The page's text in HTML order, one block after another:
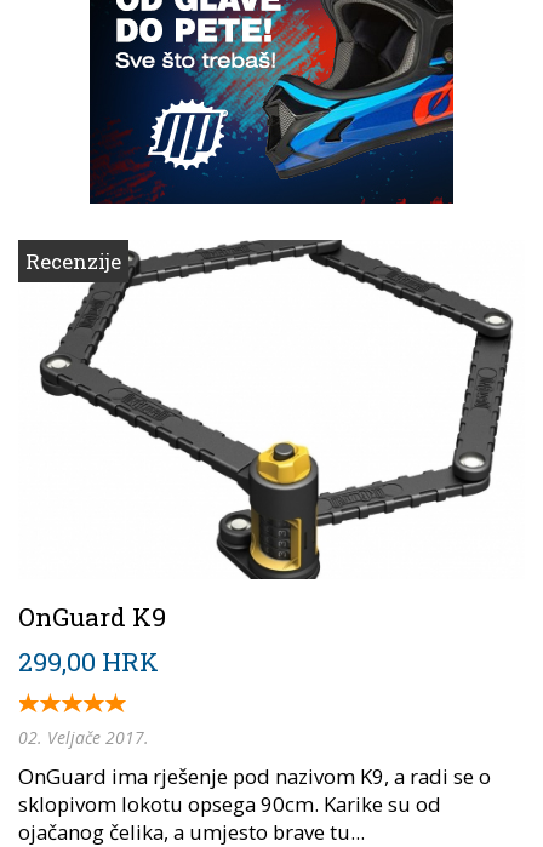
Recenzije
OnGuard K9
299,00 HRK
02. Veljače 2017.
OnGuard ima rješenje pod nazivom K9, a radi se o
sklopivom lokotu opsega 90cm. Karike su od
ojačanog čelika, a umjesto brave tu...